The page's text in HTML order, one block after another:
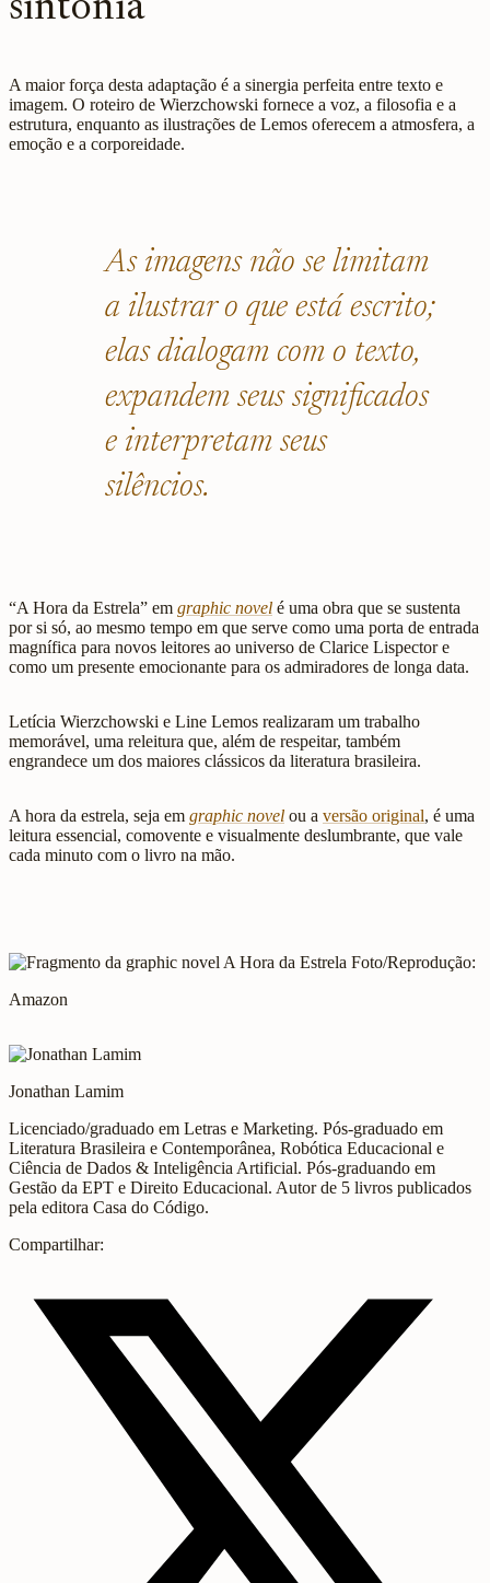
sintonia
A maior força desta adaptação é a sinergia perfeita entre texto e
imagem. O roteiro de Wierzchowski fornece a voz, a filosofia e a
estrutura, enquanto as ilustrações de Lemos oferecem a atmosfera, a
emoção e a corporeidade.
As imagens não se limitam
a ilustrar o que está escrito;
elas dialogam com o texto,
expandem seus significados
e interpretam seus
silêncios.
“A Hora da Estrela” em graphic novel é uma obra que se sustenta
por si só, ao mesmo tempo em que serve como uma porta de entrada
magnífica para novos leitores ao universo de Clarice Lispector e
como um presente emocionante para os admiradores de longa data.
Letícia Wierzchowski e Line Lemos realizaram um trabalho
memorável, uma releitura que, além de respeitar, também
engrandece um dos maiores clássicos da literatura brasileira.
A hora da estrela, seja em graphic novel ou a versão original, é uma
leitura essencial, comovente e visualmente deslumbrante, que vale
cada minuto com o livro na mão.
Foto/Reprodução:
Amazon
Jonathan Lamim
Licenciado/graduado em Letras e Marketing. Pós-graduado em
Literatura Brasileira e Contemporânea, Robótica Educacional e
Ciência de Dados & Inteligência Artificial. Pós-graduando em
Gestão da EPT e Direito Educacional. Autor de 5 livros publicados
pela editora Casa do Código.
Compartilhar: